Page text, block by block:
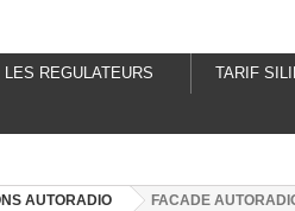
LES REGULATEURS TARIF
AUTORADIO FACADE